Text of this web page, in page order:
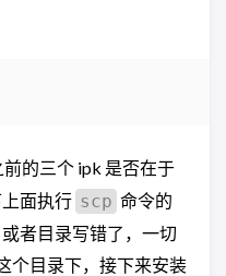
的三个 ipk 是否在于
面执行 scp 命令的
者目录写错了，一切
个目录下，接下来安装